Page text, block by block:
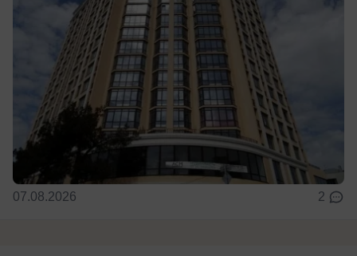
07.08.2026 2